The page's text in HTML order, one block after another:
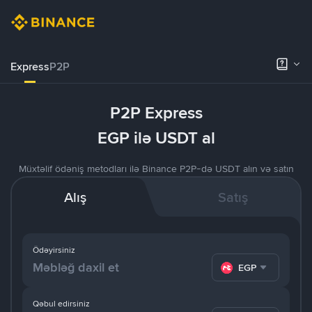
ExpressP2P
P2P Express
EGP ilə USDT al
Müxtəlif ödəniş metodları ilə Binance P2P-də USDT alın və satın
Alış Satış
Ödəyirsiniz
EGP
Qəbul edirsiniz